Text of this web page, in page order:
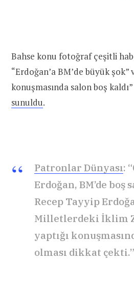
Bahse konu fotoğraf çeşitli
“Erdoğan’a BM’de büyük şok”
konuşmasında salon boş
sunuldu.
Patronlar Dünyası:
Erdoğan, BM’de boş
Recep Tayyip
Milletlerdeki İklim
yaptığı
olması dikkat çekti.”